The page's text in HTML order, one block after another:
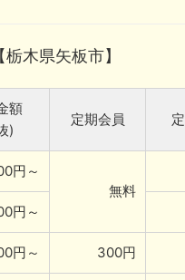
木県矢板市】
額
)
定期会員
円～
無料
円～
円～ 300円